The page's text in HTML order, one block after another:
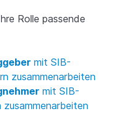
Rolle passende
mit SIB-
zusammenarbeiten
mit SIB-